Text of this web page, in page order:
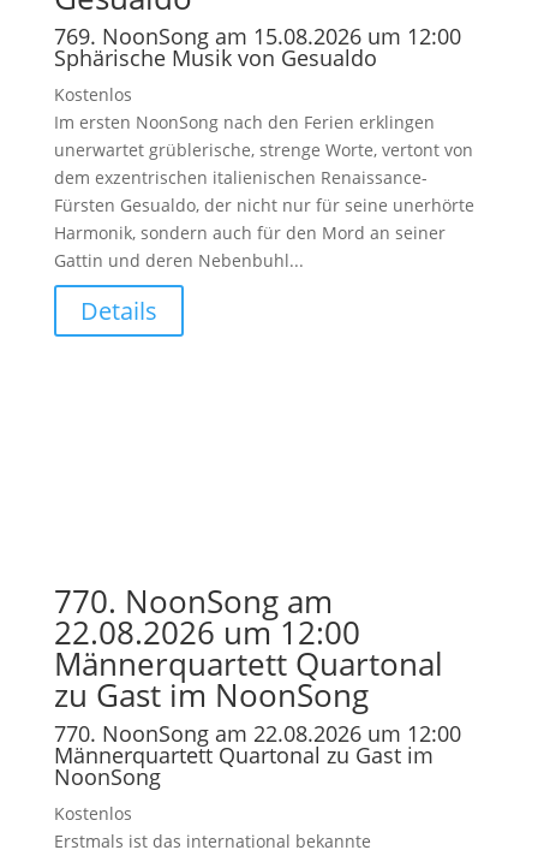
769. NoonSong am 15.08.2026 um 12:00
Sphärische Musik von Gesualdo
Kostenlos
Im ersten NoonSong nach den Ferien erklingen
unerwartet grüblerische, strenge Worte, vertont von
dem exzentrischen italienischen Renaissance-
Fürsten Gesualdo, der nicht nur für seine unerhörte
Harmonik, sondern auch für den Mord an seiner
Gattin und deren Nebenbuhl...
Details
770. NoonSong am
22.08.2026 um 12:00
Männerquartett Quartonal
zu Gast im NoonSong
770. NoonSong am 22.08.2026 um 12:00
Männerquartett Quartonal zu Gast im
NoonSong
Kostenlos
Erstmals ist das international bekannte